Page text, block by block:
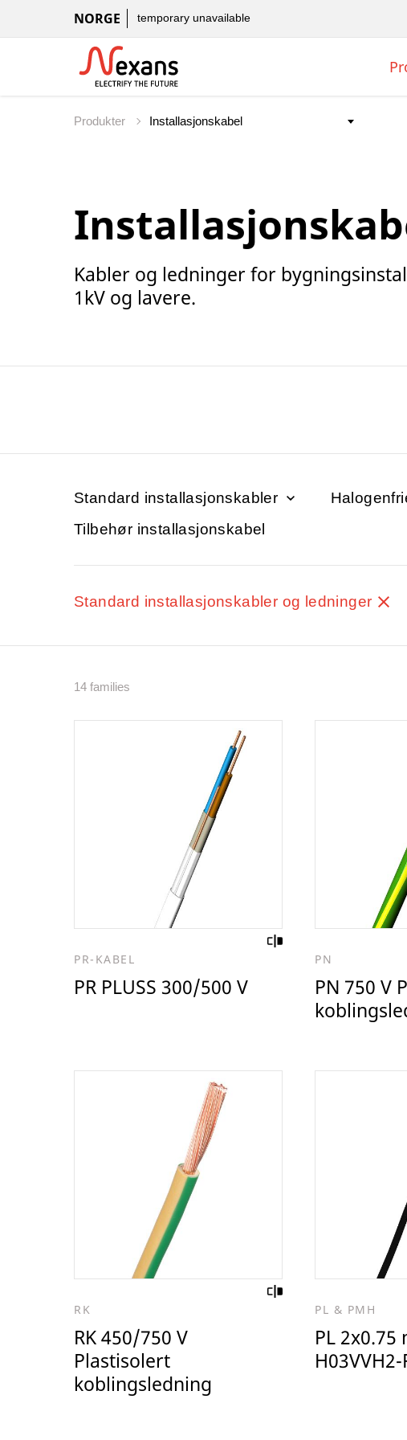
NORGE temporary unavailable
Produkter
Kabler og ledninger for
1kV og lavere.
Standard installasjonskabler
Tilbehør installasjonskabel
Standard installasjonskabler og ledninger
14 families
PR-KABEL
PR PLUSS 300/500 V
PN
PN 750 V
RK
RK 450/750 V
Plastisolert
koblingsledning
PL & PMH
PL 2x0.75